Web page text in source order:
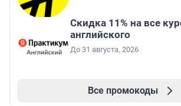
Скидка 11% на все
английского
До 31 августа, 2026
Все промокоды